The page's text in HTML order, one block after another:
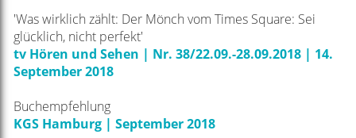
'Was wirklich zählt: Der Mönch vom Times Square: Sei
glücklich, nicht perfekt'
tv Hören und Sehen | Nr. 38/22.09.-28.09.2018 | 14.
September 2018
Buchempfehlung
KGS Hamburg | September 2018